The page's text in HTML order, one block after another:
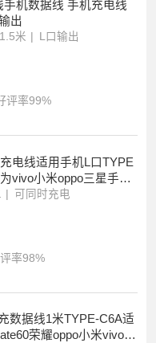
手机数据线 手机充电线
出
米 L口输出
评率99%
电线适用手机L口TYPE
vivo小米oppo三星手机
可同时充电
率98%
数据线1米TYPE-C6A适
荣耀oppo小米vivo三